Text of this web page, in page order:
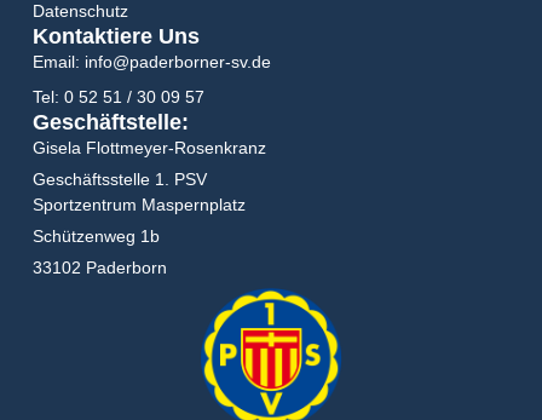
Datenschutz
Kontaktiere Uns
Email: info@paderborner-sv.de
Tel: 0 52 51 / 30 09 57
Geschäftstelle:
Gisela Flottmeyer-Rosenkranz
Geschäftsstelle 1. PSV
Sportzentrum Maspernplatz
Schützenweg 1b
33102 Paderborn